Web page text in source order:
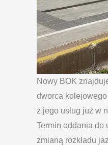
Nowy BOK
dworca
z jego usług już w
Termin oddania do
zmianą rozkładu